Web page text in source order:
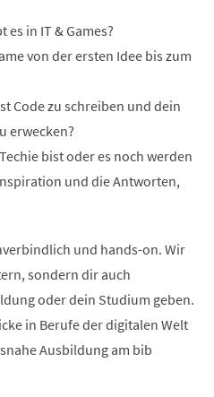
in IT & Games?
von der ersten Idee bis zum
Code zu schreiben und dein
erwecken?
bist oder es noch werden
und die Antworten,
und hands-on. Wir
sondern dir auch
oder dein Studium geben.
in Berufe der digitalen Welt
Ausbildung am bib